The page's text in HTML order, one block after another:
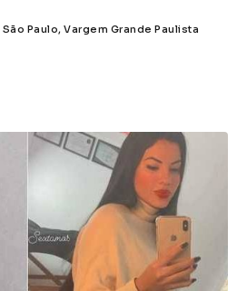
São Paulo, Vargem Grande Paulista